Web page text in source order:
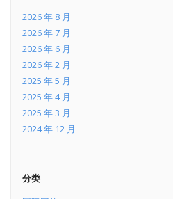
2026 年 8 月
2026 年 7 月
2026 年 6 月
2026 年 2 月
2025 年 5 月
2025 年 4 月
2025 年 3 月
2024 年 12 月
分类